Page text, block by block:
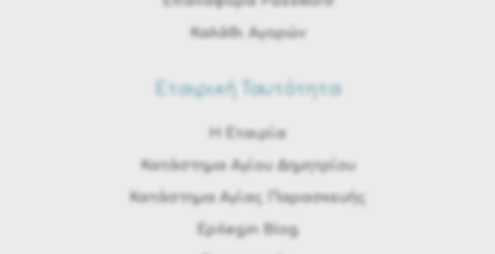
Καλάθι Αγορών
Εταιρική Ταυτότητα
H Εταιρία
Κατάστημα Αγίου Δημητρίου
Κατάστημα Αγίας Παρασκευής
Epilegin Blog